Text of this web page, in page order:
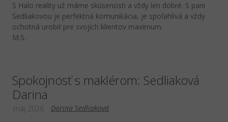
S Halo reality už máme skúsenosti a vždy len dobré. S pani
Sedliakovou je perfektná komunikácia, je spoľahlivá a vždy
ochotná urobiť pre svojich klientov maximum.
M.S.
Spokojnosť s maklérom: Sedliaková
Darina
Darina Sedliaková
máj 2026